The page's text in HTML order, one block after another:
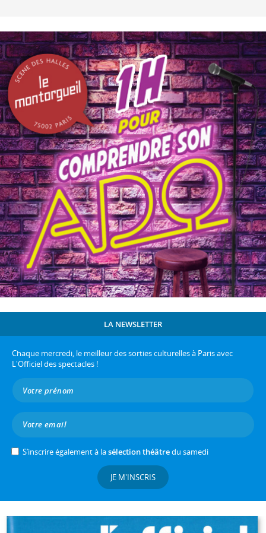
LA NEWSLETTER
Chaque mercredi, le meilleur des sorties culturelles à Paris avec
L'Officiel des spectacles !
S’inscrire également à lasélection théâtredu samedi
JE M'INSCRIS